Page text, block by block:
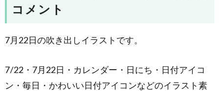
コメント
7月22日の吹き出しイラストです。
7/22・7月22日・カレンダー・日にち・日付アイコ
ン・毎日・かわいい日付アイコンなどのイラスト素